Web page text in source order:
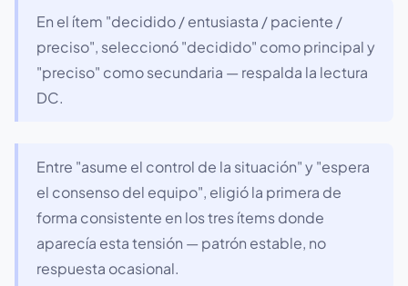
En el ítem "decidido / entusiasta / paciente /
preciso", seleccionó "decidido" como principal y
"preciso" como secundaria — respalda la lectura
DC.
Entre "asume el control de la situación" y "espera
el consenso del equipo", eligió la primera de
forma consistente en los tres ítems donde
aparecía esta tensión — patrón estable, no
respuesta ocasional.